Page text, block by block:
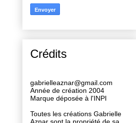
Crédits
gabrielleaznar@gmail.com
Année de création 2004
Marque déposée à l'INPI
Toutes les créations Gabrielle
Aznar sont la propriété de sa